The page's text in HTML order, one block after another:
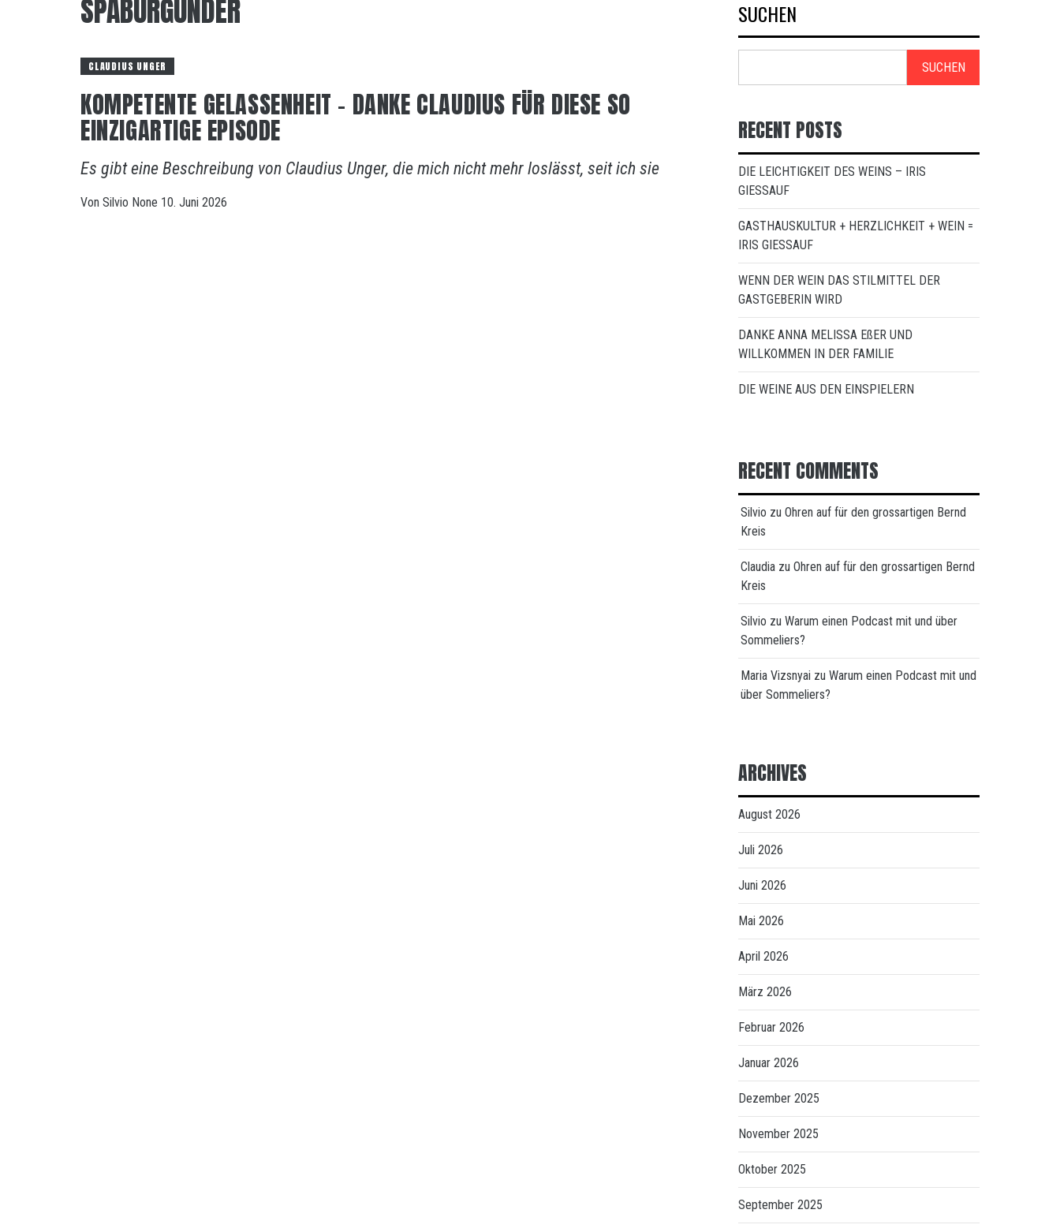
SPÄBURGUNDER
CLAUDIUS UNGER
KOMPETENTE GELASSENHEIT – DANKE CLAUDIUS FÜR DIESE SO
EINZIGARTIGE EPISODE
Es gibt eine Beschreibung von Claudius Unger, die mich nicht mehr loslässt, seit ich sie
Von Silvio None 10. Juni 2026
SUCHEN
SUCHEN
RECENT POSTS
DIE LEICHTIGKEIT DES WEINS – IRIS
GIESSAUF
GASTHAUSKULTUR + HERZLICHKEIT + WEIN =
IRIS GIESSAUF
WENN DER WEIN DAS STILMITTEL DER
GASTGEBERIN WIRD
DANKE ANNA MELISSA EßER UND
WILLKOMMEN IN DER FAMILIE
DIE WEINE AUS DEN EINSPIELERN
RECENT COMMENTS
Silvio zu Ohren auf für den grossartigen Bernd
Kreis
Claudia zu Ohren auf für den grossartigen Bernd
Kreis
Silvio zu Warum einen Podcast mit und über
Sommeliers?
Maria Vizsnyai zu Warum einen Podcast mit und
über Sommeliers?
ARCHIVES
August 2026
Juli 2026
Juni 2026
Mai 2026
April 2026
März 2026
Februar 2026
Januar 2026
Dezember 2025
November 2025
Oktober 2025
September 2025